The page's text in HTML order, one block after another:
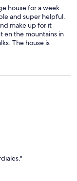
house for a week
and super helpful.
make up for it
en the mountains in
The house is
the money for